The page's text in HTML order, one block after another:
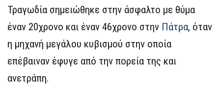
Τραγωδία σημειώθηκε στην άσφαλτο με θύμα
έναν 20χρονο και έναν 46χρονο στην Πάτρα, όταν
η μηχανή μεγάλου κυβισμού στην οποία
επέβαιναν έφυγε από την πορεία της και
ανετράπη.